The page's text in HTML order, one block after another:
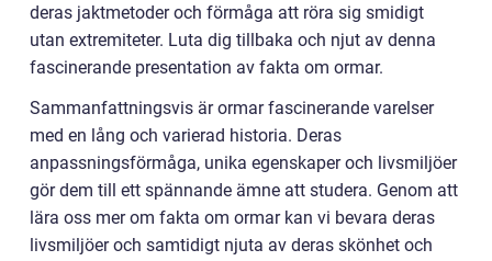
deras jaktmetoder och förmåga att röra sig smidigt
utan extremiteter. Luta dig tillbaka och njut av denna
fascinerande presentation av fakta om ormar.
Sammanfattningsvis är ormar fascinerande varelser
med en lång och varierad historia. Deras
anpassningsförmåga, unika egenskaper och livsmiljöer
gör dem till ett spännande ämne att studera. Genom att
lära oss mer om fakta om ormar kan vi bevara deras
livsmiljöer och samtidigt njuta av deras skönhet och